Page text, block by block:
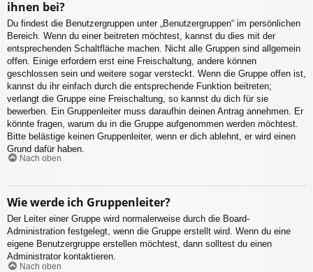
ihnen bei?
Du findest die Benutzergruppen unter „Benutzergruppen“ im persönlichen
Bereich. Wenn du einer beitreten möchtest, kannst du dies mit der
entsprechenden Schaltfläche machen. Nicht alle Gruppen sind allgemein
offen. Einige erfordern erst eine Freischaltung, andere können
geschlossen sein und weitere sogar versteckt. Wenn die Gruppe offen ist,
kannst du ihr einfach durch die entsprechende Funktion beitreten;
verlangt die Gruppe eine Freischaltung, so kannst du dich für sie
bewerben. Ein Gruppenleiter muss daraufhin deinen Antrag annehmen. Er
könnte fragen, warum du in die Gruppe aufgenommen werden möchtest.
Bitte belästige keinen Gruppenleiter, wenn er dich ablehnt, er wird einen
Grund dafür haben.
Nach oben
Wie werde ich Gruppenleiter?
Der Leiter einer Gruppe wird normalerweise durch die Board-
Administration festgelegt, wenn die Gruppe erstellt wird. Wenn du eine
eigene Benutzergruppe erstellen möchtest, dann solltest du einen
Administrator kontaktieren.
Nach oben